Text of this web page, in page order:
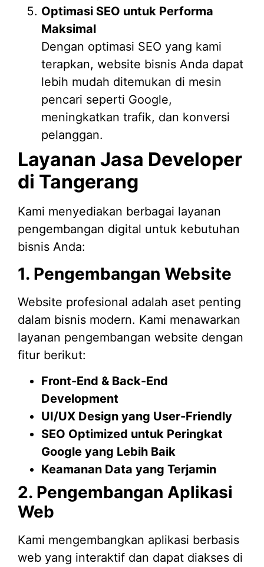
Optimasi SEO untuk Performa
Maksimal
Dengan optimasi SEO yang kami
terapkan, website bisnis Anda dapat
lebih mudah ditemukan di mesin
pencari seperti Google,
meningkatkan trafik, dan konversi
pelanggan.
Layanan Jasa Developer
di Tangerang
Kami menyediakan berbagai layanan
pengembangan digital untuk kebutuhan
bisnis Anda:
1. Pengembangan Website
Website profesional adalah aset penting
dalam bisnis modern. Kami menawarkan
layanan pengembangan website dengan
fitur berikut:
Front-End & Back-End
Development
UI/UX Design yang User-Friendly
SEO Optimized untuk Peringkat
Google yang Lebih Baik
Keamanan Data yang Terjamin
2. Pengembangan Aplikasi
Web
Kami mengembangkan aplikasi berbasis
web yang interaktif dan dapat diakses di